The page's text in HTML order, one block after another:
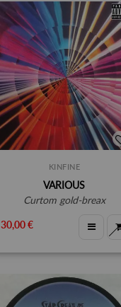
KINFINE
VARIOUS
curtom gold-breax
30,00 €